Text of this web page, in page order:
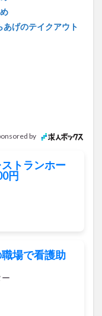
げのテイクアウト
by
トランホー
円
場で看護助